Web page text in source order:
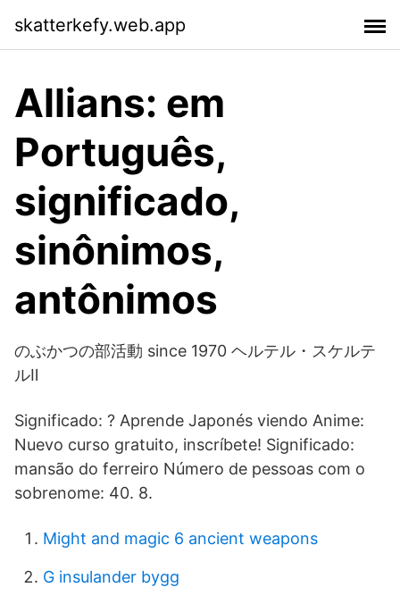
skatterkefy.web.app
Allians: em
Português,
significado,
sinônimos,
antônimos
のぶかつの部活動 since 1970 ヘルテル・スケルテ
ルⅡ
Significado: ? Aprende Japonés viendo Anime:
Nuevo curso gratuito, inscríbete! Significado:
mansão do ferreiro Número de pessoas com o
sobrenome: 40. 8.
Might and magic 6 ancient weapons
G insulander bygg